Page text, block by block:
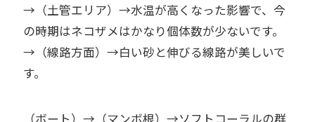
→（土管エリア）→水温が高くなった影響で、今
の時期はネコザメはかなり個体数が少ないです。
→（線路方面）→白い砂と伸びる線路が美しいで
す。